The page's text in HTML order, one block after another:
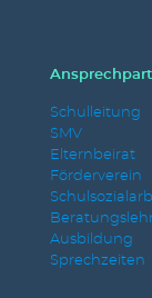
Schulleitung
SMV
Elternbeirat
Förderverein
Ausbildung
Sprechzeiten